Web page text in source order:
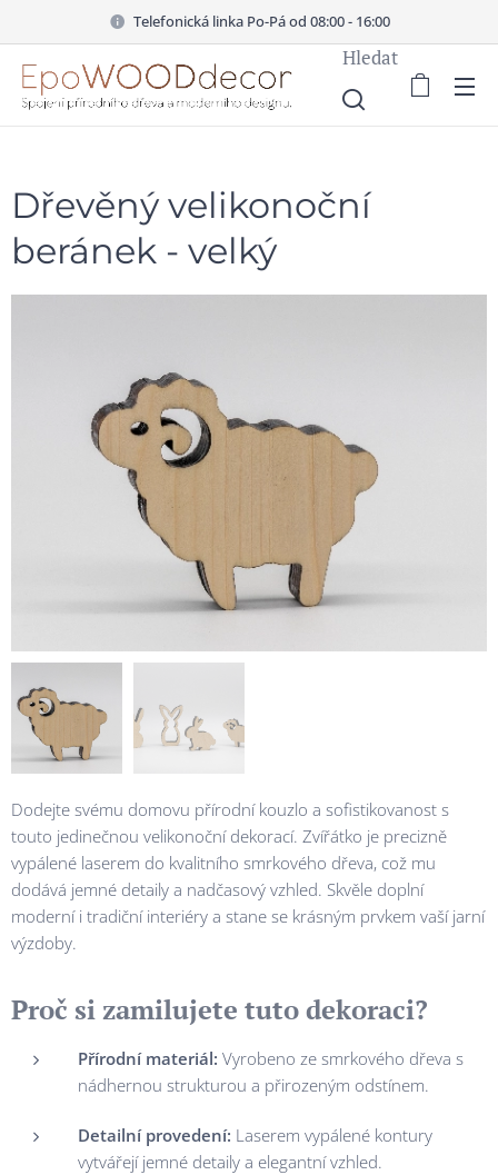
Telefonická linka Po-Pá od 08:00 - 16:00
Hledat
Dřevěný velikonoční
beránek - velký
Dodejte svému domovu přírodní kouzlo a sofistikovanost s
touto jedinečnou velikonoční dekorací. Zvířátko je precizně
vypálené laserem do kvalitního smrkového dřeva, což mu
dodává jemné detaily a nadčasový vzhled. Skvěle doplní
moderní i tradiční interiéry a stane se krásným prvkem vaší jarní
výzdoby.
Proč si zamilujete tuto dekoraci?
Přírodní materiál: Vyrobeno ze smrkového dřeva s
nádhernou strukturou a přirozeným odstínem.
Detailní provedení: Laserem vypálené kontury
vytvářejí jemné detaily a elegantní vzhled.